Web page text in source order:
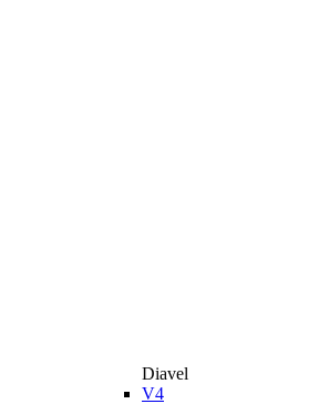
Diavel
V4